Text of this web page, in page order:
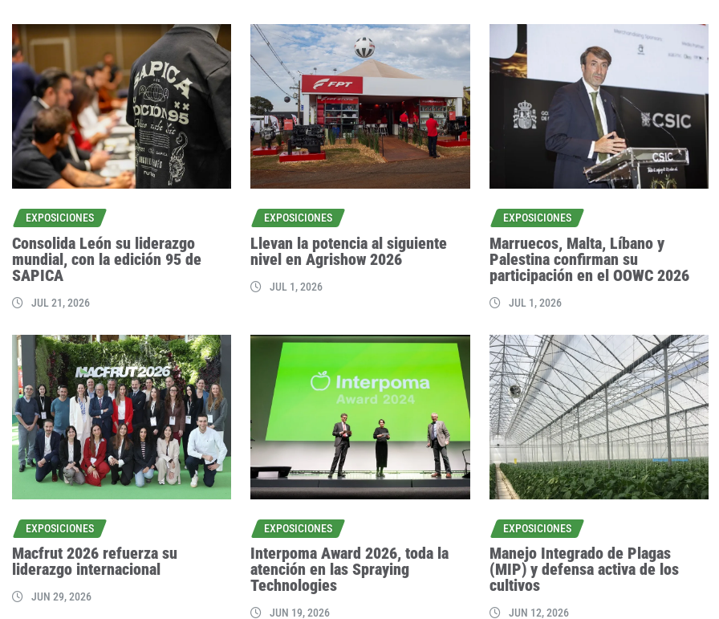
EXPOSICIONES
Consolida León su liderazgo
mundial, con la edición 95 de
SAPICA
JUL 21, 2026
EXPOSICIONES
Llevan la potencia al siguiente
nivel en Agrishow 2026
JUL 1, 2026
EXPOSICIONES
Marruecos, Malta, Líbano y
Palestina confirman su
participación en el OOWC 2026
JUL 1, 2026
EXPOSICIONES
Macfrut 2026 refuerza su
liderazgo internacional
JUN 29, 2026
EXPOSICIONES
Interpoma Award 2026, toda la
atención en las Spraying
Technologies
JUN 19, 2026
EXPOSICIONES
Manejo Integrado de Plagas
(MIP) y defensa activa de los
cultivos
JUN 12, 2026